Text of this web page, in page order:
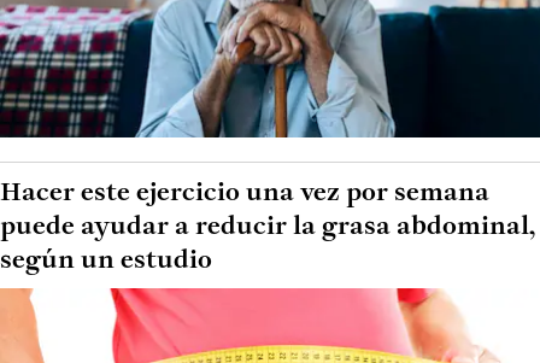
Hacer este ejercicio una vez por semana
puede ayudar a reducir la grasa abdominal,
según un estudio